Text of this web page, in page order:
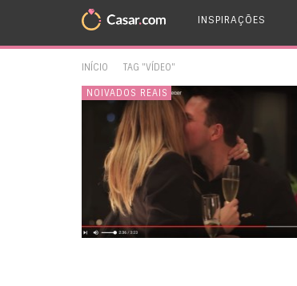
INSPIRAÇÕES
INÍCIO TAG "VÍDEO"
NOIVADOS REAIS